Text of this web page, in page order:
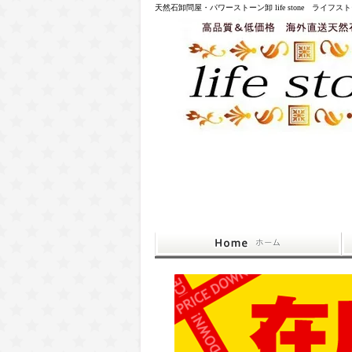
天然石卸問屋・パワーストーン卸 life stone ライフス